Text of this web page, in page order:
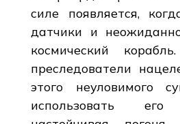
силе появляется,
датчики и
космический
преследователи
этого неуловимого
использовать